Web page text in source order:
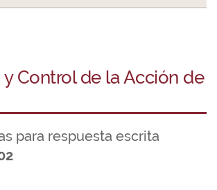
Control de la Acción de
para respuesta escrita